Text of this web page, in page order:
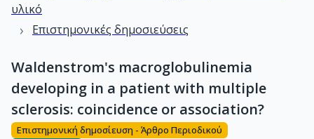
υλικό
› Επιστημονικές δημοσιεύσεις
Waldenstrom's macroglobulinemia
developing in a patient with multiple
sclerosis: coincidence or association?
Επιστημονική δημοσίευση - Άρθρο Περιοδικού